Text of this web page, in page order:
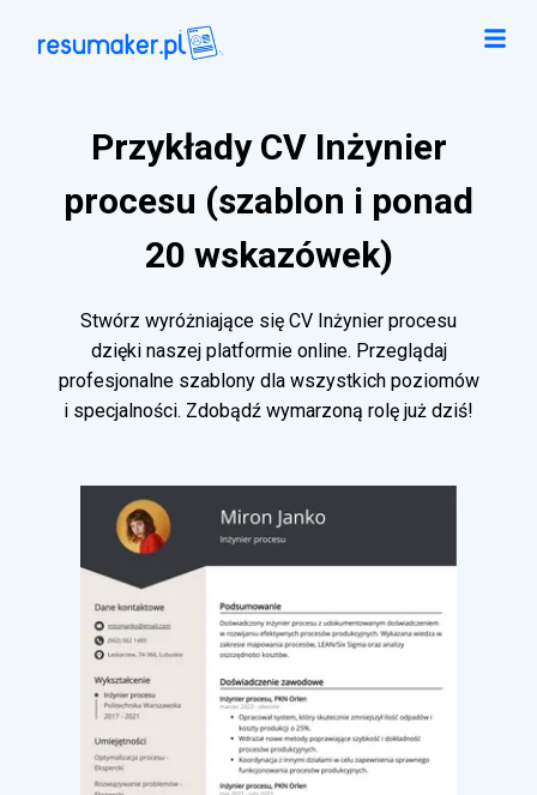
Przykłady CV Inżynier
procesu (szablon i ponad
20 wskazówek)
Stwórz wyróżniające się CV Inżynier procesu
dzięki naszej platformie online. Przeglądaj
profesjonalne szablony dla wszystkich poziomów
i specjalności. Zdobądź wymarzoną rolę już dziś!